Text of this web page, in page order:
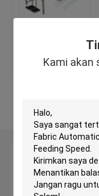
Kami akan
Mesin Roll
Mesin Cutter
Mesin Cut Cut
Mesin
Harga
Kami akan